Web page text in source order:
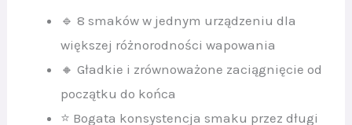
🔹 8 smaków w jednym urządzeniu dla
większej różnorodności wapowania
🔸 Gładkie i zrównoważone zaciągnięcie od
początku do końca
⭐ Bogata konsystencja smaku przez długi